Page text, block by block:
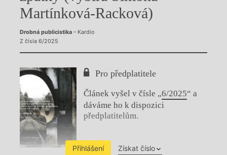
Martínková-Racková)
Drobná publicistika– Kardio
Z čísla 6/2025
Pro předplatitele
Článek vyšel v čísle „6/2025“ a
dáváme ho k dispozici
předplatitelům.
Přihlášení Získat číslo